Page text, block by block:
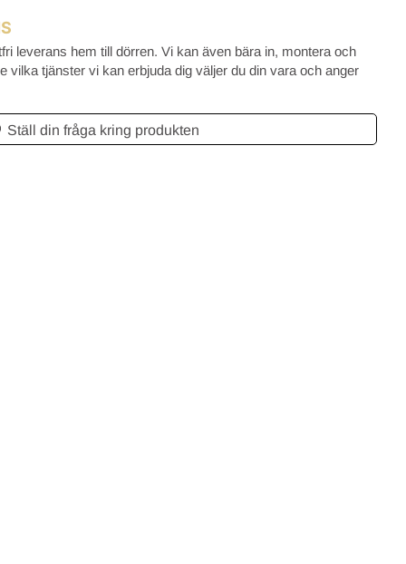
leverans hem till dörren. Vi kan även bära in, montera och
vilka tjänster vi kan erbjuda dig väljer du din vara och anger
Ställ din fråga kring produkten